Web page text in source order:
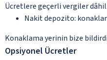
Ücretlere geçerli vergiler
Nakit depozito:
Konaklama yerinin bize
Opsiyonel Ücretler